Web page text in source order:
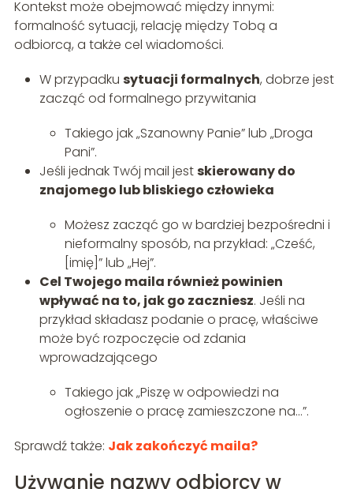
Kontekst może obejmować między innymi:
formalność sytuacji, relację między Tobą a
odbiorcą, a także cel wiadomości.
W przypadku sytuacji formalnych, dobrze jest
zacząć od formalnego przywitania
Takiego jak „Szanowny Panie” lub „Droga
Pani”.
Jeśli jednak Twój mail jestskierowany do
znajomego lub bliskiego człowieka
Możesz zacząć go w bardziej bezpośredni i
nieformalny sposób, na przykład: „Cześć,
[imię]” lub „Hej”.
Cel Twojego maila również powinien
wpływać na to, jak go zaczniesz. Jeśli na
przykład składasz podanie o pracę, właściwe
może być rozpoczęcie od zdania
wprowadzającego
Takiego jak „Piszę w odpowiedzi na
ogłoszenie o pracę zamieszczone na…”.
Sprawdź także: Jak zakończyć maila?
Używanie nazwy odbiorcy w